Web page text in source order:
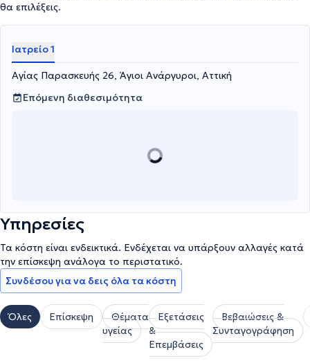
θα επιλέξεις.
Ιατρείο 1
Αγίας Παρασκευής 26, Άγιοι Ανάργυροι, Αττική
Επόμενη διαθεσιμότητα
Υπηρεσίες
Τα κόστη είναι ενδεικτικά. Ενδέχεται να υπάρξουν αλλαγές κατά
την επίσκεψη ανάλογα το περιστατικό.
Συνδέσου για να δεις όλα τα κόστη
Όλες Επίσκεψη
Θέματα
υγείας
Εξετάσεις
&
Επεμβάσεις
Βεβαιώσεις &
Συνταγογράφηση